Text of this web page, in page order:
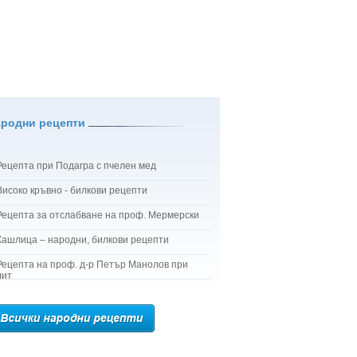
рецепти
при Подагра с пчелен мед
кръвно - билкови рецепти
за отслабване на проф. Мермерски
– народни, билкови рецепти
на проф. д-р Петър Манолов при